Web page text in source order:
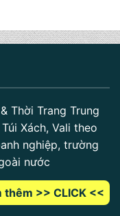
Thời Trang Trung
Xách, Vali theo
nghiệp, trường
nước
thêm >> CLICK <<